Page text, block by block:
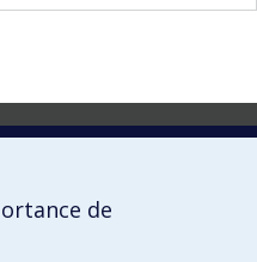
études
de